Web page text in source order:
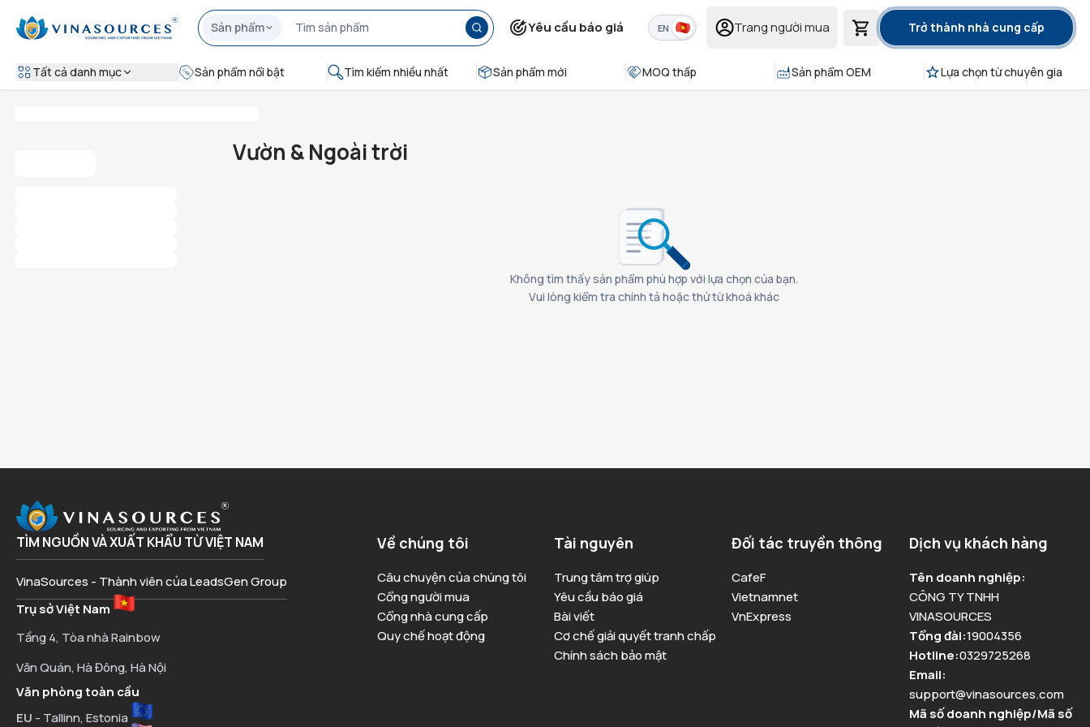
Sản phẩm Yêu cầu báo giá EN Trang người mua Trở thành nhà cung cấp
Tất cả danh mục Sản phẩm nổi bật Tìm kiếm nhiều nhất Sản phẩm mới MOQ thấp Sản phẩm OEM Lựa chọn từ chuyên gia
Vườn & Ngoài trời
Không tìm thấy sản phẩm phù hợp với lựa chọn của bạn.
Vui lòng kiểm tra chính tả hoặc thử từ khoá khác
TÌM NGUỒN VÀ XUẤT KHẨU TỪ VIỆT NAM
VinaSources - Thành viên của LeadsGen Group
Trụ sở Việt Nam
Tầng 4, Tòa nhà Rainbow
Văn Quán, Hà Đông, Hà Nội
Văn phòng toàn cầu
EU - Tallinn, Estonia
Về chúng tôi
Câu chuyện của chúng tôi
Cổng người mua
Cổng nhà cung cấp
Quy chế hoạt động
Tài nguyên
Trung tâm trợ giúp
Yêu cầu báo giá
Bài viết
Cơ chế giải quyết tranh chấp
Chính sách bảo mật
Đối tác truyền thông
CafeF
Vietnamnet
VnExpress
Dịch vụ khách hàng
Tên doanh nghiệp:
CÔNG TY TNHH
VINASOURCES
Tổng đài:19004356
Hotline:0329725268
Email:
support@vinasources.com
Mã số doanh nghiệp/Mã số